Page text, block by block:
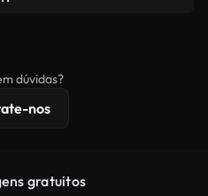
dúvidas?
nos
gratuitos